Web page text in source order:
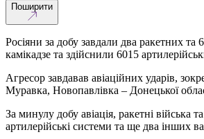
Поширити
Росіяни за добу завдали два ракетних
камікадзе та здійснили 6015
Агресор завдавав авіаційних ударів,
Муравка, Новопавлівка – Донецької
За минулу добу авіація, ракетні війська
артилерійські системи та ще два інших